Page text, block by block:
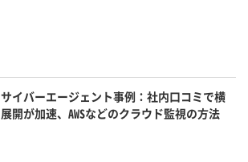
サイバーエージェント事例：社内口コミで横
展開が加速、AWSなどのクラウド監視の方法